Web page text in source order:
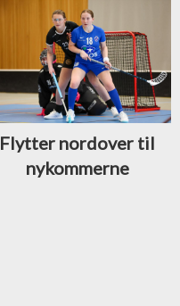
Flytter nordover til
nykommerne